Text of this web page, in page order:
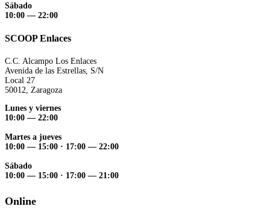
Sábado
10:00 — 22:00
SCOOP Enlaces
C.C. Alcampo Los Enlaces
Avenida de las Estrellas, S/N
Local 27
50012, Zaragoza
Lunes y viernes
10:00 — 22:00
Martes a jueves
10:00 — 15:00 · 17:00 — 22:00
Sábado
10:00 — 15:00 · 17:00 — 21:00
Online